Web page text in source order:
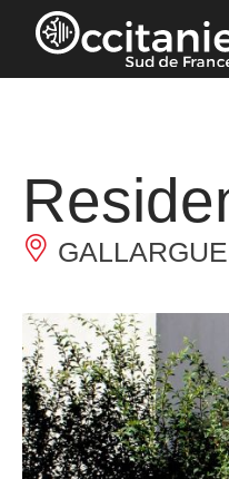
Cookies management panel